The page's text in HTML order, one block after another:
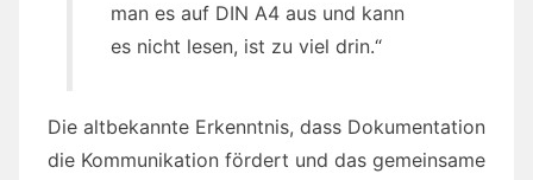
man es auf DIN A4 aus und kann
es nicht lesen, ist zu viel drin.“
Die altbekannte Erkenntnis, dass Dokumentation
die Kommunikation fördert und das gemeinsame